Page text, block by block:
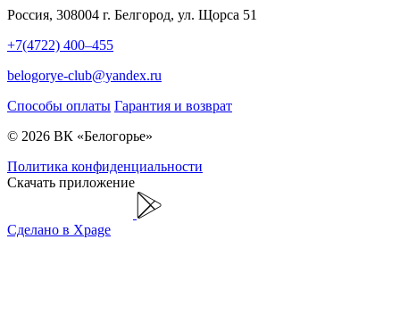
Россия, 308004 г. Белгород, ул. Щорса 51
+7(4722) 400–455
belogorye-club@yandex.ru
Способы оплаты Гарантия и возврат
© 2026 ВК «Белогорье»
Политика конфиденциальности
Скачать приложение
Сделано в Xpage